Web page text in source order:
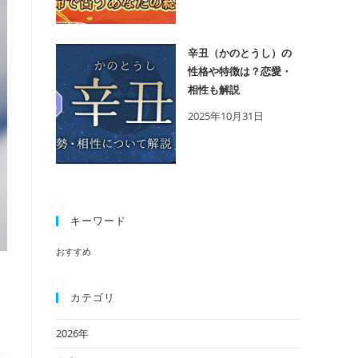
辛丑（かのとうし）の
性格や特徴は？恋愛・
相性も解説
2025年10月31日
キーワード
おすすめ
カテゴリ
2026年